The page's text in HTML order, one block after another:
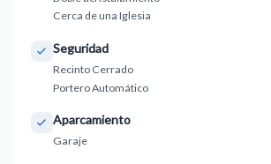
Cerca de una Iglesia
Seguridad
Recinto Cerrado
Portero Automático
Aparcamiento
Garaje